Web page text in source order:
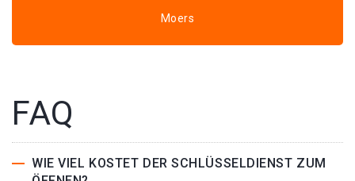
Moers
FAQ
WIE VIEL KOSTET DER SCHLÜSSELDIENST ZUM